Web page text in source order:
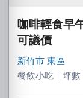
咖啡輕食早
可議價
新竹市 東區
餐飲小吃｜坪